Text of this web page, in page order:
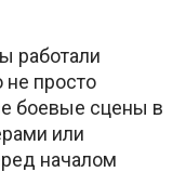
работали
не просто
боевые сцены в
или
началом